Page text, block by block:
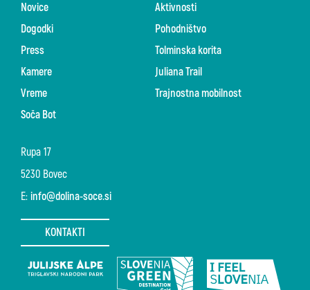
Rupa 17
5230 Bovec
E: info@dolina-soce.si
KONTAKTI
Novice
Dogodki
Press
Kamere
Vreme
Soča Bot
Aktivnosti
Pohodništvo
Tolminska korita
Juliana Trail
Trajnostna mobilnost